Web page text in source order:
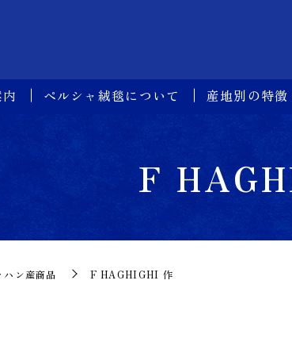
ペルシャ絨毯について 産地別の特徴
F
ハン産商品 F HAGHIGHI 作